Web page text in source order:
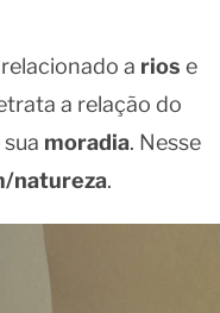
a rios e
a relação do
moradia. Nesse
natureza.